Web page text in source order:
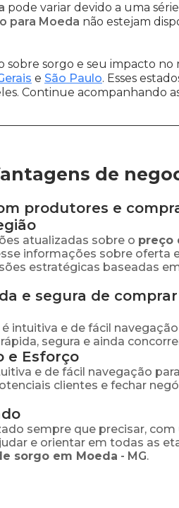
pode variar devido a uma
para Moeda não estejam
sobre sorgo e seu impacto
e São Paulo. Esses
Continue acompanhando
de
produtores e
atualizadas sobre o preço
informações sobre oferta
estratégicas baseadas
e segura de
é intuitiva e de fácil
segura e ainda
e Esforço
e de fácil navegação
clientes e fechar
sempre que precisar,
e orientar em todas as
sorgo em Moeda - MG.